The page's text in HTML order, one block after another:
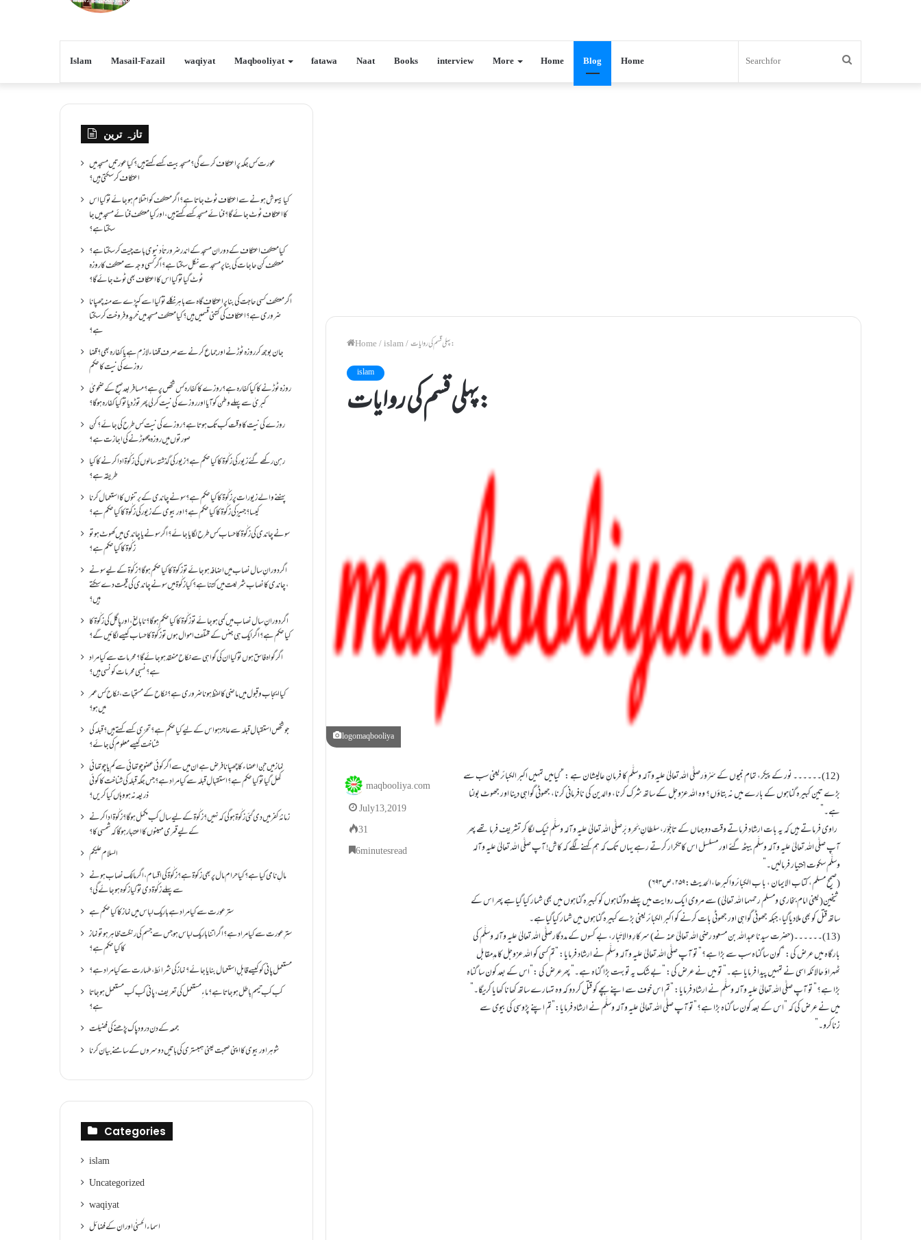
Islam Masail-Fazail waqiyat Maqbooliyat fatawa Naat Books interview More Home Blog Home
Home/islam/ پہلی قسم کی روایات:
islam
پہلی قسم کی روایات:
logomaqbooliya
(12)۔۔۔۔۔۔ نور کے پیکر، تمام نبیوں کے سَرْوَرصلَّی اللہ تعالیٰ علیہ وآلہ وسلَّم کا فرمانِ عالیشان ہے : ”کیامیں تمہیں اکبر الکبائریعنی سب سے
بڑے تین کبیرہ گناہوں کے بارے میں نہ بتاؤں؟ وہ اللہ عزوجل کے ساتھ شرک کرنا، والدین کی نافرمانی کرنا، جھوٹی گواہی دینا اور جھوٹ بولنا
ہے۔”
راوی فرماتے ہیں کہ یہ بات ارشاد فرماتے وقت دو جہاں کے تاجْوَر، سلطانِ بَحرو بَرصلَّی اللہ تعالیٰ علیہ وآلہ وسلَّم ٹیک لگا کر تشریف فرما تھے پھر
آپ صلَّی اللہ تعالیٰ علیہ وآلہ وسلَّم بیٹھ گئے اور مسلسل اس کا تکرار کرتے رہے یہاں تک کہ ہم کہنے لگے کہ کاش! آپ صلَّی اللہ تعالیٰ علیہ وآلہ
وسلَّم سکوت اِختیار فرمالیں۔”
(صحیح مسلم، کتاب الایمان ، با ب الکبائرواکبرھا،الحدیث:۲۵۹،ص۶۹۳)
شیخین(یعنی امام بخاری ومسلم رحمہما اللہ تعالیٰ) سے مروی ایک روایت میں پہلے دوگناہوں کو کبیرہ گناہوں میں بھی شمار کیا گیاہے پھر اس کے
ساتھ قتل کو بھی ملادیاگیا، جبکہ جھوٹی گواہی اور جھوٹی بات کرنے کو اکبر الکبائریعنی بڑے کبیرہ گناہوں میں شمار کیاگیاہے۔
(13)۔۔۔۔۔۔(حضرت سیدنا عبداللہ بن مسعود رضی اللہ تعالیٰ عنہ نے) سرکارِ والا تَبار، بے کسوں کے مددگارصلَّی اللہ تعالیٰ علیہ وآلہ وسلَّم کی
بارگاہ میں عرض کی: ”کون سا گناہ سب سے بڑا ہے؟” تو آپ صلَّی اللہ تعالیٰ علیہ وآلہ وسلَّم نے ارشاد فرمایا: ”تم کسی کو اللہ عزوجل کا مدِمقابل
ٹھہراؤ حالانکہ اسی نے تمہیں پیدا فرمایا ہے۔” تو میں نے عرض کی: ”بے شک یہ تو بہت بڑا گناہ ہے۔” پھرعرض کی :”اس کے بعد کون سا گناہ
بڑا ہے؟” تو آپ صلَّی اللہ تعالیٰ علیہ وآلہ وسلَّم نے ارشاد فرمایا: ”تم اس خوف سے اپنے بچے کو قتل کر دو کہ وہ تمہارے ساتھ کھانا کھایا کریگا۔”
میں نے عرض کی کہ ”اس کے بعد کون سا گناہ بڑا ہے؟”تو آپ صلَّی اللہ تعالیٰ علیہ وآلہ وسلَّم نے ارشاد فرمایا:”تم اپنے پڑوسی کی بیوی سے
زناکرو۔”
maqbooliya.com
July 13, 2019
31
6 minutes read
تازہ ترین
عورت کس جگہ پر اعتکاف کرے گی؟مسجد بیت کسے کہتے ہیں؟کیا عورتیں مسجد میں
اعتکاف کر سکتی ہیں؟
کیا بیہوش ہونے سے اعتکاف ٹوٹ جاتا ہے؟ اگر معتکف کو احتلام ہو جائے تو کیا اس
کا اعتکاف ٹوٹ جائے گا؟فنائے مسجد کسے کہتے ہیں ، اور کیا معتکف فنائے مسجد میں جا
سکتا ہے؟
کیا معتکف اعتکاف کے دوران مسجد کے اندر ضرورتاً دنیوی بات چیت کر سکتا ہے؟
معتکف کن حاجات کی بنا پر مسجد سے نکل سکتا ہے؟ اگر کسی وجہ سے معتکف کا روزہ
ٹوٹ گیا تو کیا اس کا اعتکاف بھی ٹوٹ جائے گا؟
اگر معتکف کسی حاجت کی بنا پر اعتکاف گاہ سے باہر نکلے تو کیا اسے کپڑے سے منہ چھپانا
ضروری ہے؟اعتکاف کی کتنی قسمیں ہیں؟کیا معتکف مسجد میں خرید و فروخت کر سکتا
ہے؟
جان بوجھ کر روزہ ٹوڑنے اور جماع کرنے سے صرف قضاء لازم ہے یا کفارہ بھی؟ قضا
روزے کی نیت کا حکم
روزہ ٹوڑنے کا کیا کفارہ ہے؟روزے کا کفارہ کس شخص پر ہے؟ مسافر بعد صبح کے ضحویٰ
کبریٰ سے پہلے وطن کو آیا اور روزے کی نیت کر لی پھر توڑ دیا تو کیا کفارہ ہو گا؟
روزے کی نیت کا وقت کب تک ہوتا ہے؟ روزے کی نیت کس طرح کی جائے؟ کن
صورتوں میں روزہ چھوڑنے کی اجازت ہے؟
رہن رکھے گئے زیور کی زکٰوۃ کا کیا حکم ہے؟زیور کی گذشتہ سالوں کی زکٰوۃ ادا کرنے کا کیا
طریقہ ہے؟
پہننے والے زیورات پر زکٰوۃ کا کیا حکم ہے؟ سونے چاندی کے برتنوں کا استعمال کرنا
کیسا؟ جہیز کی زکٰوۃ کا کیا حکم ہے؟ اور بیوی کے زیور کی زکٰوۃ کا کیا حکم ہے؟
سونے چاندی کی زکٰوۃ کا حساب کس طرح لگایا جائے؟ اگر سونے یا چاندی میں کھوٹ ہو تو
زکٰوۃ کا کیا حکم ہے؟
اگر دورانِ سال نصاب میں اضافہ ہو جائے تو زکوۃ کا کیا حکم ہو گا؟ زکٰوۃ کے لیے سونے
،چاندی کا نصاب شریعت میں کتنا ہے؟ کیا زکٰوۃ میں سونے چاندی کی قیمت دے سکتے
ہیں؟
اگر دورانِ سال نصاب میں کمی ہو جائے تو زکٰوۃ کا کیا حکم ہو گا؟ نا بالغ ، اور پاگل کی زکٰوۃ کا
کیا حکم ہے؟ اگر ایک ہی جنس کے مختلف اموال ہوں تو زکٰوۃ کا حساب کیسے لگائیں گے؟
اگر گواہ فاسق ہوں تو کیا ان کی گواہی سے نکاح منعقد ہو جائے گا؟ محرمات سے کیا مراد
ہے؟ نسبی محرمات کونسی ہیں؟
کیا ایجاب و قبول میں ماضی کا لفظ ہونا ضروری ہے؟ نکاح کے مستحبات، نکاح کس عمر
میں ہو؟
جو شخص استقبال قبلہ سے عاجز ہو اس کے لیے کیا حکم ہے؟ تحرّی کسے کہتے ہیں؟ قبلہ کی
شناخت کیسے معلوم کی جائے؟
نماز میں جن اعضاء کا چھپانا فرض ہے ان میں سے اگر کوئی عضو چوتھائی سے کم یا چوتھائی
کھل گیا تو کیا حکم ہے؟استقبالِ قبلہ سے کیا مراد ہے؟جس جگہ قبلہ کی شناخت کا کوئی
ذریعہ نہ ہو وہاں کیا کریں؟
زمانۂ کفر میں دی گئی زکٰوۃ ہو گی کہ نہیں؟زکٰوۃ کے لیے سال کب مکمل ہو گا؟زکٰوۃ ادا کرنے
کے لیے قمری مہینوں کا اعتبار ہو گا کہ شمسی کا؟
السلام علیکم
مالِ نامی کیا ہے؟ کیا حرام مال پر بھی زکوۃ ہے؟ زکٰوۃ کی اقسام ،اگر مالک نصاب ہونے
سے پہلے زکٰوۃ دی تو کیا زکوه ہو جائےگی؟
ستر عورت سے کیا مراد ہے باریک لباس میں نماز کا کیا حکم ہے
سترِ عورت سے کیا مراد ہے؟اگر اتنا باریک لباس ہو جس سے جسم کی رنگت ظاہر ہو تو نماز
کا کیا حکم ہے؟
مستعمل پانی کو کیسے قابلِ استعمال بنایا جائے؟ نماز کی شرائط ،طہارت سے کیا مراد ہے؟
کب کب تیمم باطل ہو جاتا ہے؟ ماءِ مستعمل کی تعریف ،پانی کب کب مستعمل ہو جاتا
ہے؟
جمعہ کے دن درود پاک پڑھنے کی فضیلت
شوہر اور بیوی کا اپنی صحبت یعنی ہمبستری کی باتیں دوسروں کے سامنے بیان کرنا
Categories
islam
Uncategorized
waqiyat
اسماءالحسنٰی اور ان کے فضائل